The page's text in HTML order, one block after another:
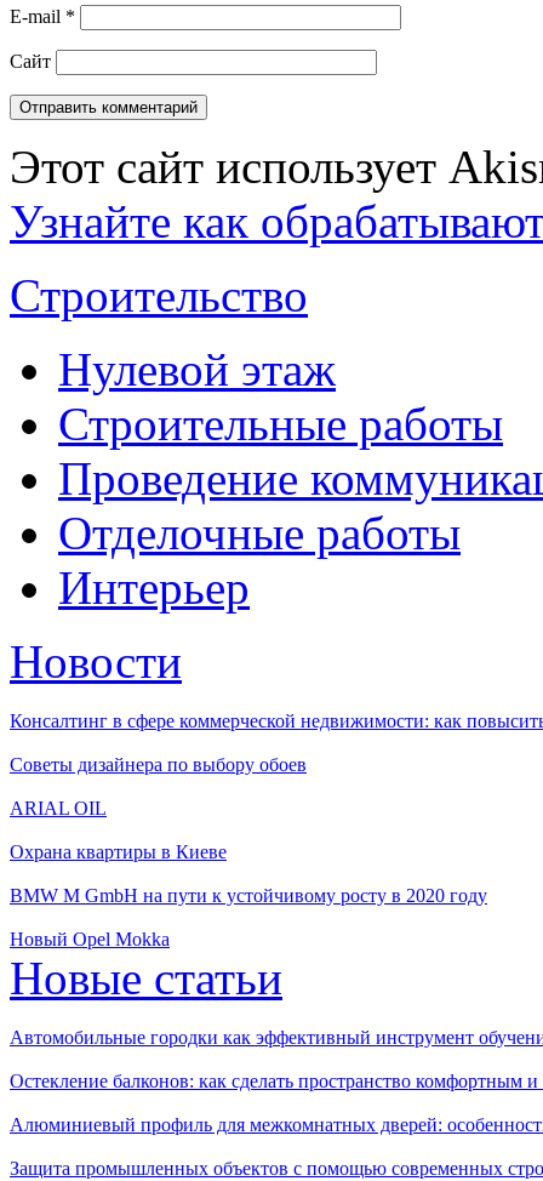
E-mail *
Сайт
Этот сайт использует
Узнайте как
Строительство
Нулевой этаж
Строительные работы
Проведение
Отделочные работы
Интерьер
Новости
Консалтинг в сфере коммерческой недвижимости: как
Советы дизайнера по выбору обоев
ARIAL OIL
Охрана квартиры в Киеве
BMW M GmbH на пути к устойчивому росту в 2020 году
Новый Opel Mokka
Новые статьи
Автомобильные городки как эффективный инструмент
Остекление балконов: как сделать пространство комфортным
Алюминиевый профиль для межкомнатных дверей:
Защита промышленных объектов с помощью современных